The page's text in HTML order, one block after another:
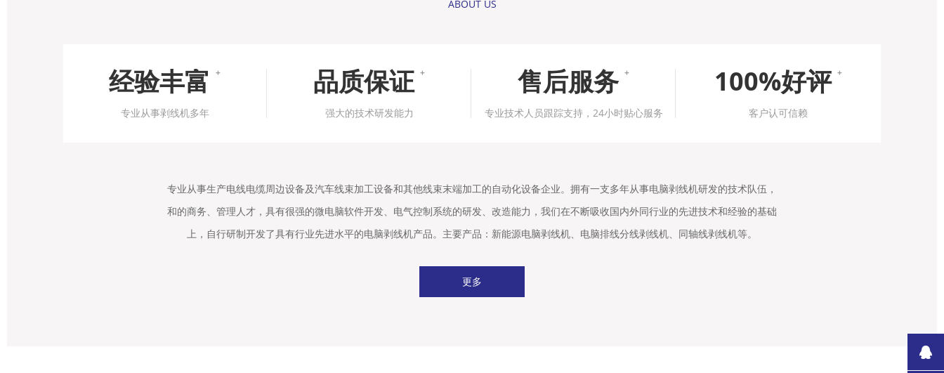
ABOUT US
经验丰富 +
专业从事剥线机多年
品质保证 +
强大的技术研发能力
售后服务 +
专业技术人员跟踪支持，24小时贴心服务
100%好评 +
客户认可信赖
专业从事生产电线电缆周边设备及汽车线束加工设备和其他线束末端加工的自动化设备企业。拥有一支多年从事电脑剥线机研发的技术队伍，
和的商务、管理人才，具有很强的微电脑软件开发、电气控制系统的研发、改造能力，我们在不断吸收国内外同行业的先进技术和经验的基础
上，自行研制开发了具有行业先进水平的电脑剥线机产品。主要产品：新能源电脑剥线机、电脑排线分线剥线机、同轴线剥线机等。
更多